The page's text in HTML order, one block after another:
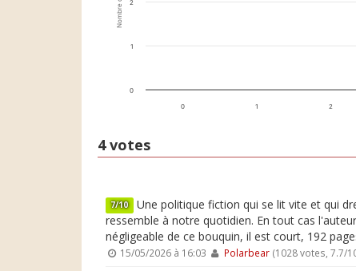
0 1 2
0
1
2
4 votes
7/10 Une politique fiction qui se lit vite et qui
ressemble à notre quotidien. En tout cas
négligeable de ce bouquin, il est court, 192
15/05/2026 à 16:03 Polarbear(1028 votes, 7.7/